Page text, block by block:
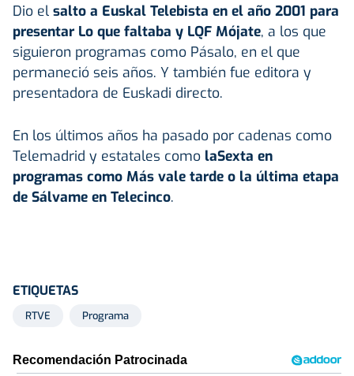
Dio el salto a Euskal Telebista en el año 2001 para
presentar Lo que faltaba y LQF Mójate, a los que
siguieron programas como Pásalo, en el que
permaneció seis años. Y también fue editora y
presentadora de Euskadi directo.
En los últimos años ha pasado por cadenas como
Telemadrid y estatales como laSexta en
programas como Más vale tarde o la última etapa
de Sálvame en Telecinco.
ETIQUETAS
RTVE Programa